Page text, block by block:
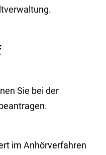
Sie bei der
im Anhörverfahren